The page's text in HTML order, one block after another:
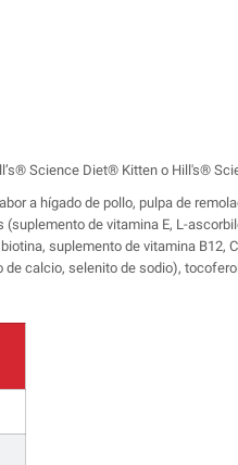
Science Diet® Kitten o Hill's®
a hígado de pollo, pulpa de
de vitamina E, L-
suplemento de vitamina B12,
calcio, selenito de sodio),